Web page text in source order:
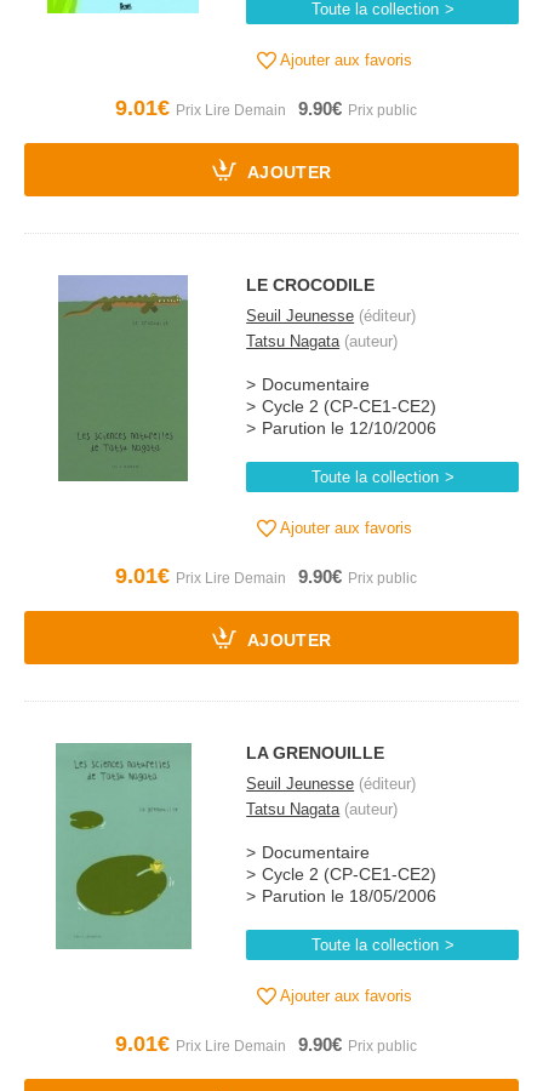
Toute la collection
Ajouter aux favoris
9.01€ 9.90€
AJOUTER
LE CROCODILE
Seuil Jeunesse (éditeur)
Tatsu Nagata(auteur)
Documentaire
Cycle 2 (CP-CE1-CE2)
Parution le 12/10/2006
Toute la collection
Ajouter aux favoris
9.01€ 9.90€
AJOUTER
LA GRENOUILLE
Seuil Jeunesse (éditeur)
Tatsu Nagata(auteur)
Documentaire
Cycle 2 (CP-CE1-CE2)
Parution le 18/05/2006
Toute la collection
Ajouter aux favoris
9.01€ 9.90€